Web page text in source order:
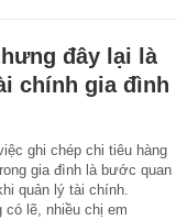
đây lại là
chính gia đình
ghi chép chi tiêu hàng
gia đình là bước quan
quản lý tài chính.
có lẽ, nhiều chị em